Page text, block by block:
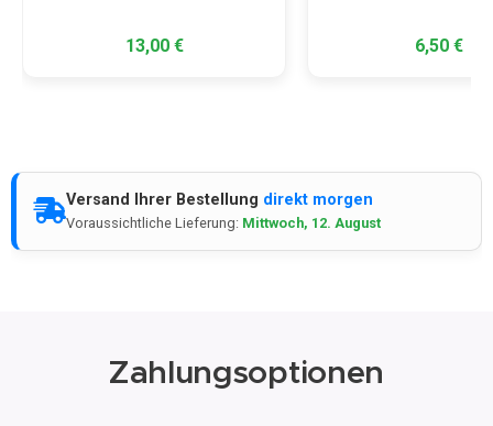
13,00 € 6,50 €
Versand Ihrer Bestellung direkt morgen
Voraussichtliche Lieferung: Mittwoch, 12. August
Zahlungsoptionen